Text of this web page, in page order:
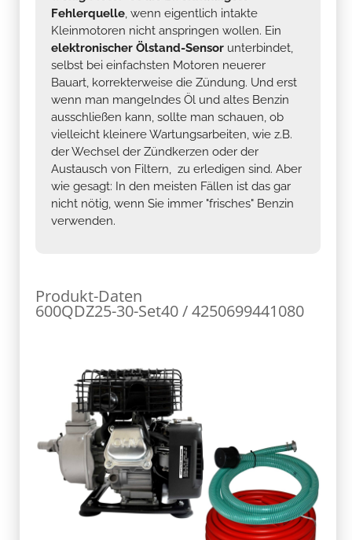
elektronischer Ölstand-Sensorunterbindet,
selbst bei einfachsten Motoren neuerer
Bauart, korrekterweise die Zündung. Und erst
wenn man mangelndes Öl und altes Benzin
ausschließen kann, sollte man schauen, ob
vielleicht kleinere Wartungsarbeiten, wie z.B.
der Wechsel der Zündkerzen oder der
Austausch von Filtern, zu erledigen sind. Aber
wie gesagt: In den meisten Fällen ist das gar
nicht nötig, wenn Sie immer "frisches" Benzin
verwenden.